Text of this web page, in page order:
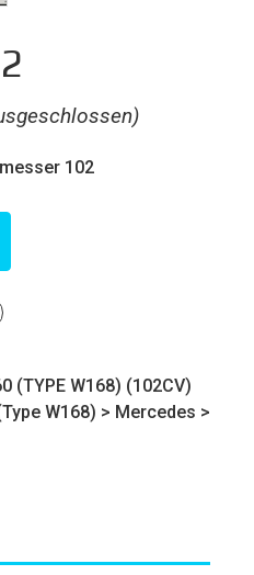
102
(TYPE W168) (102CV)
W168) > Mercedes >